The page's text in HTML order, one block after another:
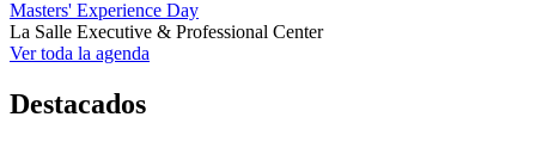
Masters' Experience Day
La Salle Executive & Professional Center
Ver toda la agenda
Destacados